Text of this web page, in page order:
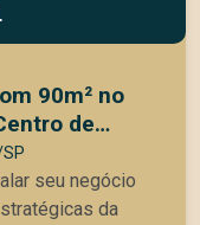
90m² no
de
seu negócio
da